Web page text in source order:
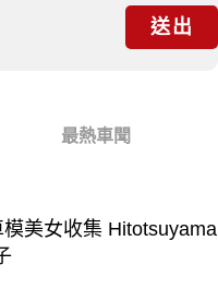
送出
最熱車聞
模美女收集 Hitotsuyama